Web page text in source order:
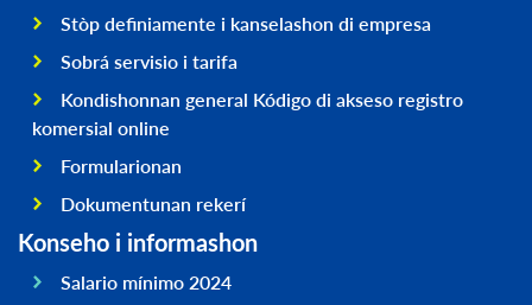
Buska
Stòp definiamente i kanselashon di empresa
Sobrá servisio i tarifa
Kondishonnan general Kódigo di akseso registro
komersial online
Formularionan
Dokumentunan rekerí
Konseho i informashon
Salario mínimo 2024